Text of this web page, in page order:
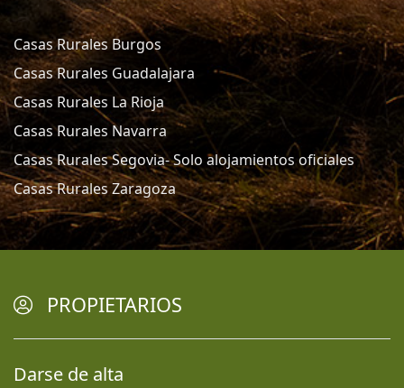
Casas Rurales Burgos
Casas Rurales Guadalajara
Casas Rurales La Rioja
Casas Rurales Navarra
Casas Rurales Segovia- Solo alojamientos oficiales
Casas Rurales Zaragoza
PROPIETARIOS
Darse de alta